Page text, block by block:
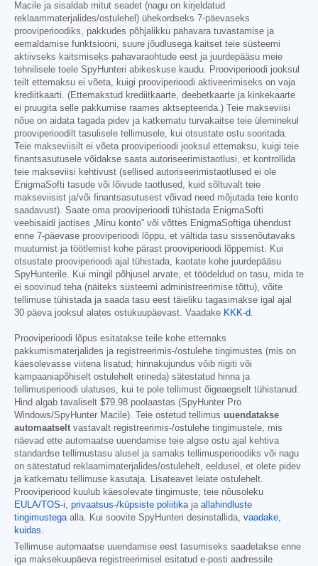
Macile ja sisaldab mitut seadet (nagu on kirjeldatud
reklaammaterjalides/ostulehel) ühekordseks 7-päevaseks
prooviperioodiks, pakkudes põhjalikku pahavara tuvastamise ja
eemaldamise funktsiooni, suure jõudlusega kaitset teie süsteemi
aktiivseks kaitsmiseks pahavaraohtude eest ja juurdepääsu meie
tehnilisele toele SpyHunteri abikeskuse kaudu. Prooviperioodi jooksul
teilt ettemaksu ei võeta, kuigi prooviperioodi aktiveerimiseks on vaja
krediitkaarti. (Ettemakstud krediitkaarte, deebetkaarte ja kinkekaarte
ei pruugita selle pakkumise raames aktsepteerida.) Teie makseviisi
nõue on aidata tagada pidev ja katkematu turvakaitse teie üleminekul
prooviperioodilt tasulisele tellimusele, kui otsustate ostu sooritada.
Teie makseviisilt ei võeta prooviperioodi jooksul ettemaksu, kuigi teie
finantsasutusele võidakse saata autoriseerimistaotlusi, et kontrollida
teie makseviisi kehtivust (sellised autoriseerimistaotlused ei ole
EnigmaSofti tasude või lõivude taotlused, kuid sõltuvalt teie
makseviisist ja/või finantsasutusest võivad need mõjutada teie konto
saadavust). Saate oma prooviperioodi tühistada EnigmaSofti
veebisaidi jaotises „Minu konto“ või võttes EnigmaSoftiga ühendust
enne 7-päevase prooviperioodi lõppu, et vältida tasu sissenõutavaks
muutumist ja töötlemist kohe pärast prooviperioodi lõppemist. Kui
otsustate prooviperioodi ajal tühistada, kaotate kohe juurdepääsu
SpyHunterile. Kui mingil põhjusel arvate, et töödeldud on tasu, mida te
ei soovinud teha (näiteks süsteemi administreerimise tõttu), võite
tellimuse tühistada ja saada tasu eest täieliku tagasimakse igal ajal
30 päeva jooksul alates ostukuupäevast. Vaadake KKK-d.
Prooviperioodi lõpus esitatakse teile kohe ettemaks
pakkumismaterjalides ja registreerimis-/ostulehe tingimustes (mis on
käesolevasse viitena lisatud; hinnakujundus võib riigiti või
kampaaniapõhiselt ostulehelt erineda) sätestatud hinna ja
tellimusperioodi ulatuses, kui te pole tellimust õigeaegselt tühistanud.
Hind algab tavaliselt $79.98 poolaastas (SpyHunter Pro
Windows/SpyHunter Macile). Teie ostetud tellimus uuendatakse
automaatselt vastavalt registreerimis-/ostulehe tingimustele, mis
näevad ette automaatse uuendamise teie algse ostu ajal kehtiva
standardse tellimustasu alusel ja samaks tellimusperioodiks või nagu
on sätestatud reklaamimaterjalides/ostulehelt, eeldusel, et olete pidev
ja katkematu tellimuse kasutaja. Lisateavet leiate ostulehelt.
Prooviperiood kuulub käesolevate tingimuste, teie nõusoleku
EULA/TOS-i, privaatsus-/küpsiste poliitikaja allahindluste
tingimustegaalla. Kui soovite SpyHunteri desinstallida, vaadake,
kuidas.
Tellimuse automaatse uuendamise eest tasumiseks saadetakse enne
iga maksekuupäeva registreerimisel esitatud e-posti aadressile